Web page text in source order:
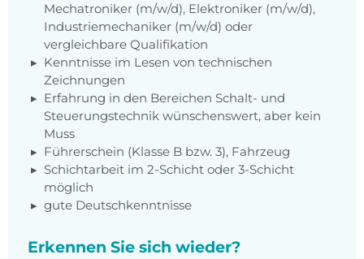
Mechatroniker (m/w/d), Elektroniker (m/w/d),
Industriemechaniker (m/w/d) oder
vergleichbare Qualifikation
Kenntnisse im Lesen von technischen
Zeichnungen
Erfahrung in den Bereichen Schalt- und
Steuerungstechnik wünschenswert, aber kein
Muss
Führerschein (Klasse B bzw. 3), Fahrzeug
Schichtarbeit im 2-Schicht oder 3-Schicht
möglich
gute Deutschkenntnisse
Erkennen Sie sich wieder?